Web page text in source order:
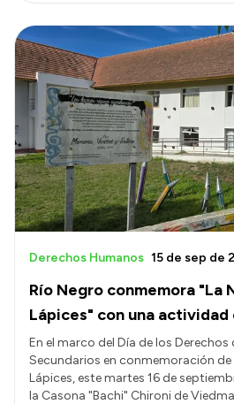
Río Negro conmemora "La
Lápices" con una actividad
Derechos Humanos 15 de sep de
En el marco del Día de los
Secundarios en conmemoración de
Lápices, este martes 16 de
la Casona "Bachi" Chironi de